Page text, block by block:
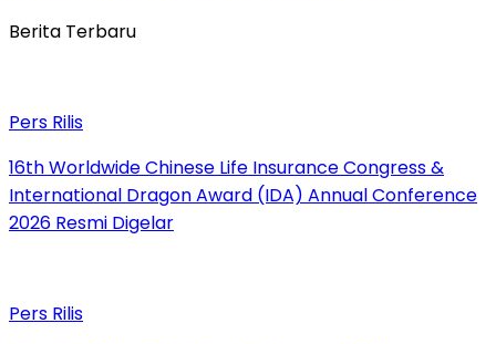
Berita Terbaru
Pers Rilis
16th Worldwide Chinese Life Insurance Congress &
International Dragon Award (IDA) Annual Conference
2026 Resmi Digelar
Pers Rilis